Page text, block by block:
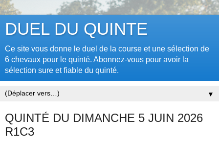
DUEL DU QUINTE
Ce site vous donne le duel de la course et une sélection de
6 chevaux pour le quinté. Abonnez-vous pour avoir la
sélection sure et fiable du quinté.
▼
QUINTÉ DU DIMANCHE 5 JUIN 2026
R1C3